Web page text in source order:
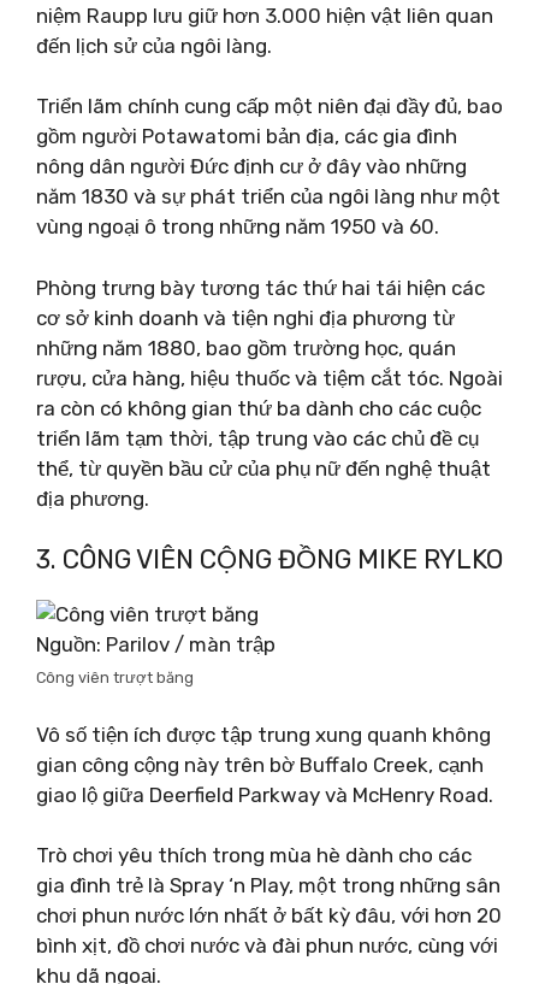
niệm Raupp lưu giữ hơn 3.000 hiện vật liên quan
đến lịch sử của ngôi làng.
Triển lãm chính cung cấp một niên đại đầy đủ, bao
gồm người Potawatomi bản địa, các gia đình
nông dân người Đức định cư ở đây vào những
năm 1830 và sự phát triển của ngôi làng như một
vùng ngoại ô trong những năm 1950 và 60.
Phòng trưng bày tương tác thứ hai tái hiện các
cơ sở kinh doanh và tiện nghi địa phương từ
những năm 1880, bao gồm trường học, quán
rượu, cửa hàng, hiệu thuốc và tiệm cắt tóc. Ngoài
ra còn có không gian thứ ba dành cho các cuộc
triển lãm tạm thời, tập trung vào các chủ đề cụ
thể, từ quyền bầu cử của phụ nữ đến nghệ thuật
địa phương.
3. CÔNG VIÊN CỘNG ĐỒNG MIKE RYLKO
Nguồn: Parilov / màn trập
Công viên trượt băng
Vô số tiện ích được tập trung xung quanh không
gian công cộng này trên bờ Buffalo Creek, cạnh
giao lộ giữa Deerfield Parkway và McHenry Road.
Trò chơi yêu thích trong mùa hè dành cho các
gia đình trẻ là Spray ‘n Play, một trong những sân
chơi phun nước lớn nhất ở bất kỳ đâu, với hơn 20
bình xịt, đồ chơi nước và đài phun nước, cùng với
khu dã ngoại.